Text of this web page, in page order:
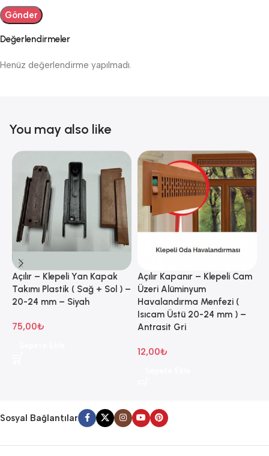
Değerlendirmeler
Henüz değerlendirme yapılmadı.
You may also like
Açılır – Klepeli Yan Kapak
Takımı Plastik ( Sağ + Sol ) –
20-24 mm – Siyah
75,00₺
Açılır Kapanır – Klepeli Cam
Üzeri Alüminyum
Havalandırma Menfezi (
Isıcam Üstü 20-24 mm ) –
Antrasit Gri
12,00₺
Sosyal Bağlantılar